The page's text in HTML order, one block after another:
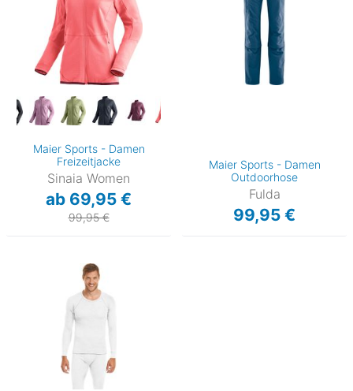
Maier Sports - Damen
Freizeitjacke
Sinaia Women
ab 69,95 €
99,95 €
Maier Sports - Damen
Outdoorhose
Fulda
99,95 €